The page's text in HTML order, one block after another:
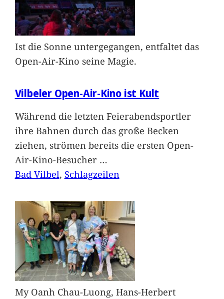
Ist die Sonne untergegangen, entfaltet das
Open-Air-Kino seine Magie.
Vilbeler Open-Air-Kino ist Kult
Während die letzten Feierabendsportler
ihre Bahnen durch das große Becken
ziehen, strömen bereits die ersten Open-
Air-Kino-Besucher …
Bad Vilbel, Schlagzeilen
My Oanh Chau-Luong, Hans-Herbert